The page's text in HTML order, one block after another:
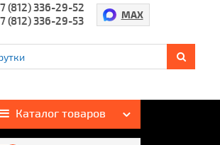
(812) 336-29-52
(812) 336-29-53
MAX
Каталог товаров